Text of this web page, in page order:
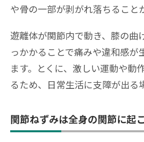
や骨の一部が剥がれ落ちること
遊離体が関節内で動き、膝の曲
っかかることで痛みや違和感が
ます。とくに、激しい運動や動
るため、日常生活に支障が出る
関節ねずみは全身の関節に起